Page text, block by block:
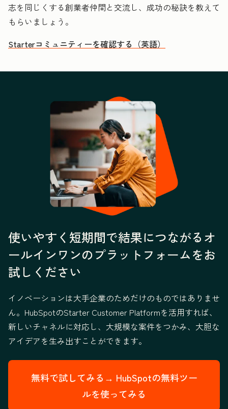
志を同じくする創業者仲間と交流し、成功の秘訣を教えて
もらいましょう。
Starterコミュニティーを確認する（英語）
使いやすく短期間で結果につながるオ
ールインワンのプラットフォームをお
試しください
イノベーションは大手企業のためだけのものではありませ
ん。HubSpotのStarter Customer Platformを活用すれば、
新しいチャネルに対応し、大規模な案件をつかみ、大胆な
アイデアを生み出すことができます。
無料で試してみる→ HubSpotの無料ツー
ルを使ってみる